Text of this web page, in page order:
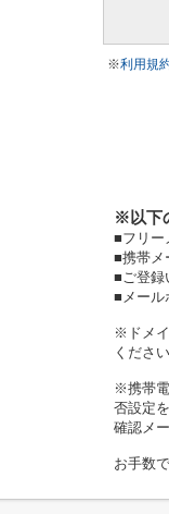
※利用規
※以下
■フリー
■携帯メ
■ご登録
■メール
※ドメ
ください
※携帯
否設定
確認メ
お手数